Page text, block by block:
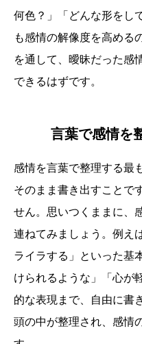
何色？」「どんな形をし
も感情の解像度を高める
を通して、曖昧だった感
できるはずです。
言葉で感情を
感情を言葉で整理する最
そのまま書き出すことで
せん。思いつくままに、
連ねてみましょう。例え
ライラする」といった基
けられるような」「心が
的な表現まで、自由に書
頭の中が整理され、感情